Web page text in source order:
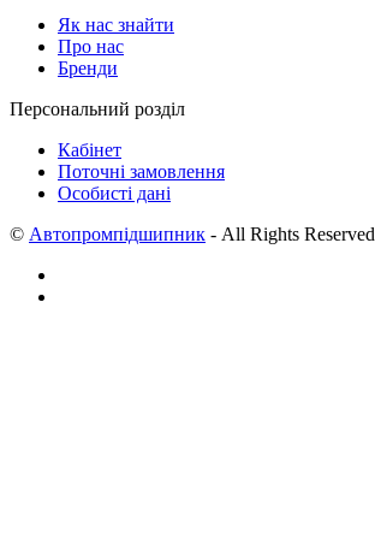
Як нас знайти
Про нас
Бренди
Персональний розділ
Кабінет
Поточні замовлення
Особисті дані
© Автопромпідшипник - All Rights Reserved